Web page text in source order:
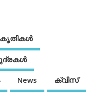
കൃതികൾ
News ക്വിസ്